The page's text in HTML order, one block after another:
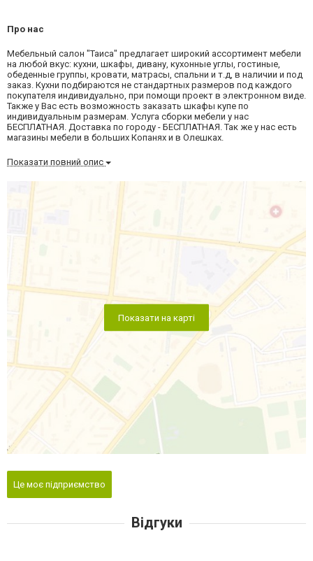
Про нас
Мебельный салон "Таиса" предлагает широкий ассортимент мебели
на любой вкус: кухни, шкафы, дивану, кухонные углы, гостиные,
обеденные группы, кровати, матрасы, спальни и т.д, в наличии и под
заказ. Кухни подбираются не стандартных размеров под каждого
покупателя индивидуально, при помощи проект в электронном виде.
Также у Вас есть возможность заказать шкафы купе по
индивидуальным размерам. Услуга сборки мебели у нас
БЕСПЛАТНАЯ. Доставка по городу - БЕСПЛАТНАЯ. Так же у нас есть
магазины мебели в больших Копанях и в Олешках.
Показати повний опис
Показати на карті
Це моє підприємство
Відгуки